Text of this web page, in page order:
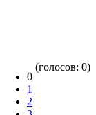
0
1
2
(голосов: 0)